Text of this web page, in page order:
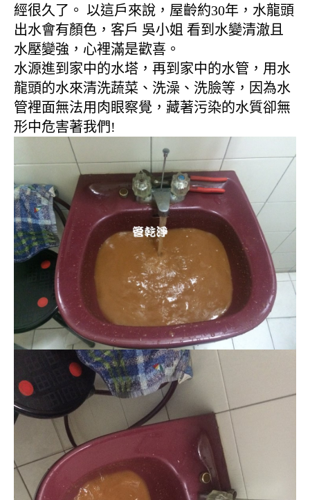
經很久了。 以這戶來說，屋齡約30年，水龍頭
出水會有顏色，客戶 吳小姐 看到水變清澈且
水壓變強，心裡滿是歡喜。
水源進到家中的水塔，再到家中的水管，用水
龍頭的水來清洗蔬菜、洗澡、洗臉等，因為水
管裡面無法用肉眼察覺，藏著污染的水質卻無
形中危害著我們!